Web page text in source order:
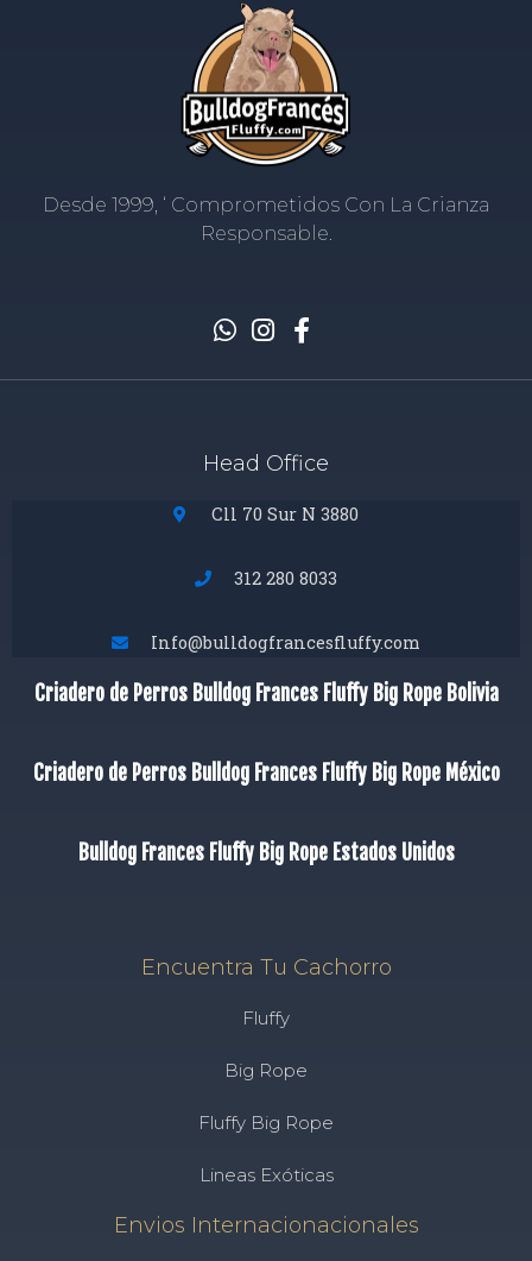
Desde 1999, ‘ Comprometidos Con La Crianza
Responsable.
Head Office
Cll 70 Sur N 3880
312 280 8033
Info@bulldogfrancesfluffy.com
Criadero de Perros Bulldog Frances Fluffy Big Rope Bolivia
Criadero de Perros Bulldog Frances Fluffy Big Rope México
Bulldog Frances Fluffy Big Rope Estados Unidos
Encuentra Tu Cachorro
Fluffy
Big Rope
Fluffy Big Rope
Lineas Exóticas
Envios Internacionacionales